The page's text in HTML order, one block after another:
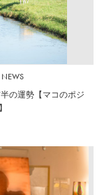
NEWS
半の運勢【マコのポジ